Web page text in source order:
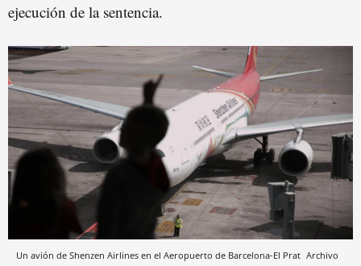
ejecución de la sentencia.
Un avión de Shenzen Airlines en el Aeropuerto de Barcelona-El Prat Archivo